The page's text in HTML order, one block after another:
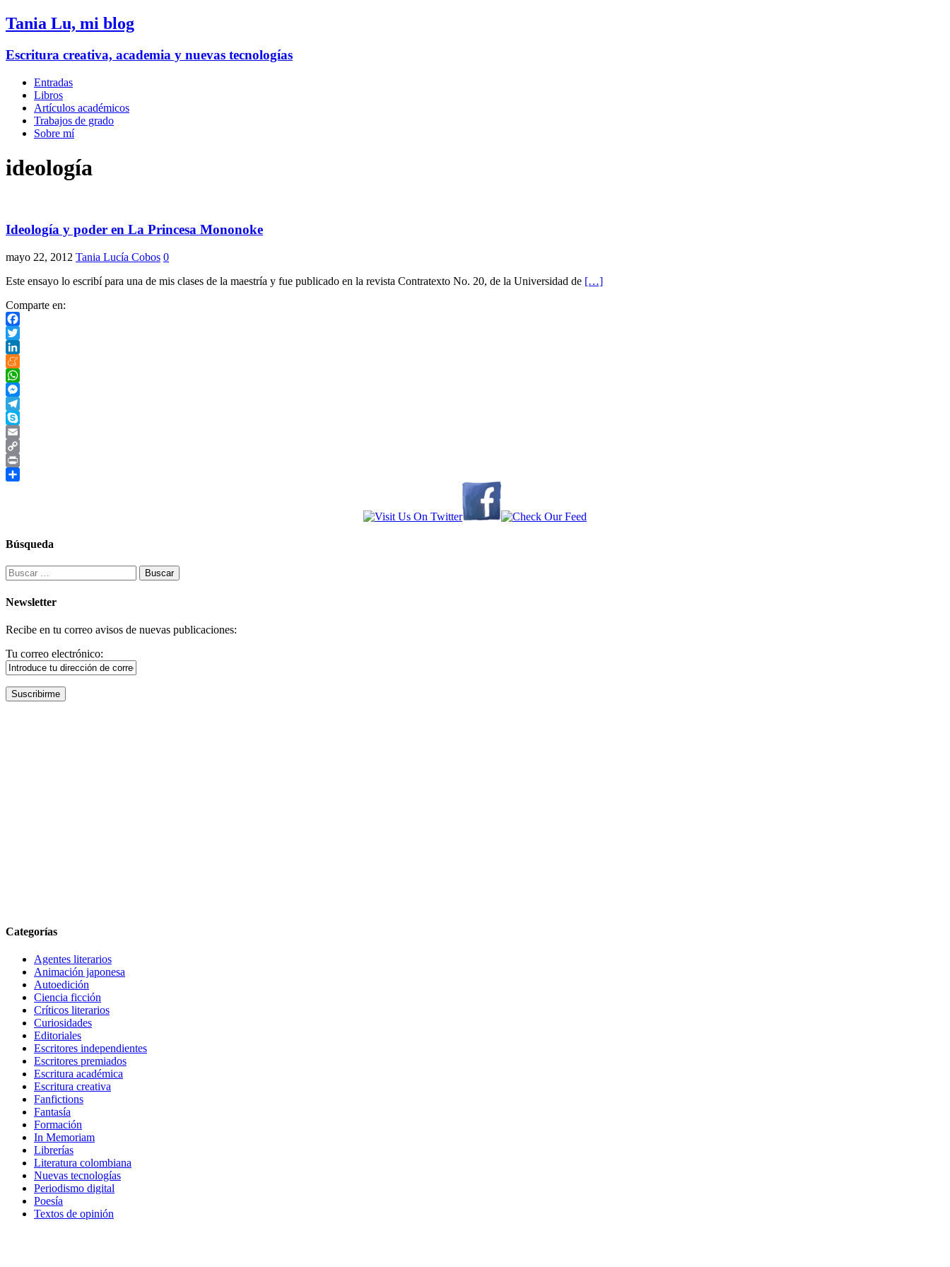
Tania Lu, mi blog
Escritura creativa, academia y nuevas tecnologías
Entradas
Libros
Artículos académicos
Trabajos de grado
Sobre mí
ideología
Ideología y poder en La Princesa Mononoke
mayo 22, 2012 Tania Lucía Cobos 0
Este ensayo lo escribí para una de mis clases de la maestría y fue publicado en la revista Contratexto No. 20, de la Universidad de […]
Comparte en:
Facebook
Twitter
LinkedIn
Meneame
WhatsApp
Messenger
Telegram
Skype
Email
Copy
Link
Print
Búsqueda
Buscar:
Newsletter
Recibe en tu correo avisos de nuevas publicaciones:
Tu correo electrónico:
Categorías
Agentes literarios
Animación japonesa
Autoedición
Ciencia ficción
Críticos literarios
Curiosidades
Editoriales
Escritores independientes
Escritores premiados
Escritura académica
Escritura creativa
Fanfictions
Fantasía
Formación
In Memoriam
Librerías
Literatura colombiana
Nuevas tecnologías
Periodismo digital
Poesía
Textos de opinión